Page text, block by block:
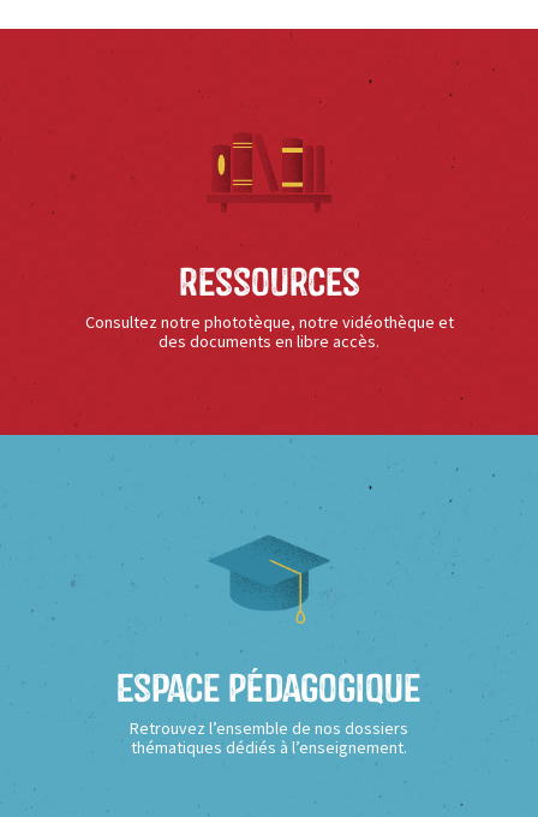
Ressources
Consultez notre phototèque, notre vidéothèque et
des documents en libre accès.
Espace Pédagogique
Retrouvez l’ensemble de nos dossiers
thématiques dédiés à l’enseignement.